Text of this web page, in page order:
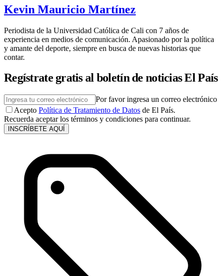
Kevin Mauricio Martínez
Periodista de la Universidad Católica de Cali con 7 años de
experiencia en medios de comunicación. Apasionado por la política
y amante del deporte, siempre en busca de nuevas historias que
contar.
Regístrate gratis al boletín de noticias El País
Por favor ingresa un correo electrónico
Acepto Política de Tratamiento de Datos de El País.
Recuerda aceptar los términos y condiciones para continuar.
INSCRÍBETE AQUÍ